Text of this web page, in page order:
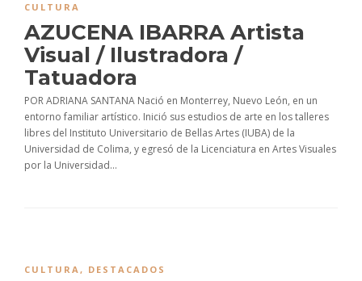
CULTURA
AZUCENA IBARRA Artista
Visual / Ilustradora /
Tatuadora
POR ADRIANA SANTANA Nació en Monterrey, Nuevo León, en un
entorno familiar artístico. Inició sus estudios de arte en los talleres
libres del Instituto Universitario de Bellas Artes (IUBA) de la
Universidad de Colima, y egresó de la Licenciatura en Artes Visuales
por la Universidad...
CULTURA, DESTACADOS